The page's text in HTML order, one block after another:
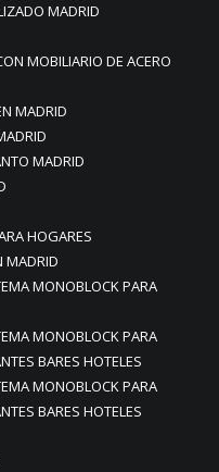
MADRID
MOBILIARIO DE ACERO
MADRID
MADRID
HOGARES
MADRID
MONOBLOCK PARA
MONOBLOCK PARA
BARES HOTELES
MONOBLOCK PARA
BARES HOTELES